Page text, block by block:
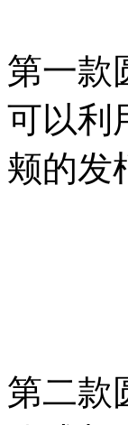
第一款
可以利
颊的发
第二款